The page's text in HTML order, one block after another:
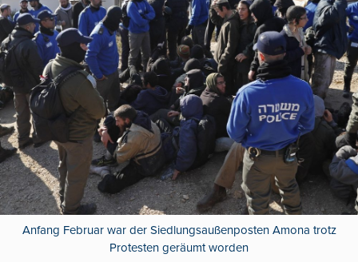
Anfang Februar war der Siedlungsaußenposten Amona trotz
Protesten geräumt worden